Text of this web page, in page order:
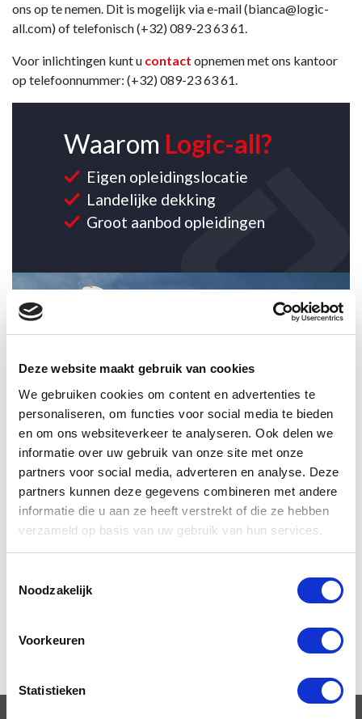
Deze website maakt gebruik van cookies
We gebruiken cookies om content en advertenties te
personaliseren, om functies voor social media te bieden
en om ons websiteverkeer te analyseren. Ook delen we
informatie over uw gebruik van onze site met onze
partners voor social media, adverteren en analyse. Deze
partners kunnen deze gegevens combineren met andere
informatie die u aan ze heeft verstrekt of die ze hebben
verzameld op basis van uw gebruik van hun services.
Noodzakelijk
Voorkeuren
Statistieken
ons op te nemen. Dit is mogelijk via e-mail (bianca@logic-
all.com) of telefonisch (+32) 089-23 63 61.
Voor inlichtingen kunt u contact opnemen met ons kantoor
op telefoonnummer: (+32) 089-23 63 61.
Waarom Logic-all?
Eigen opleidingslocatie
Landelijke dekking
Groot aanbod opleidingen
CONTACT OPNEMEN
Lieverdirect